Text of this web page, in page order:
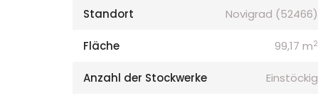
Standort Novigrad (52466)
Fläche 99,17 m2
Anzahl der Stockwerke Einstöckig